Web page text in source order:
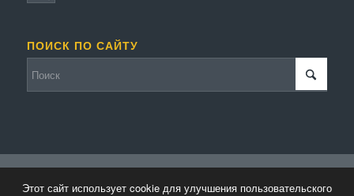
ПОИСК ПО САЙТУ
WordPress Theme by Kriesi
Этот сайт использует cookie для улучшения пользовательского